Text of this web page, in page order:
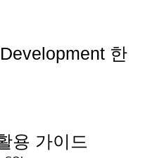
한
용 가이드